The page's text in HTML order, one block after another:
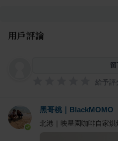
用戶評論
給予評
黑哥桃｜BlackMOMO
北港｜映星園咖啡自家